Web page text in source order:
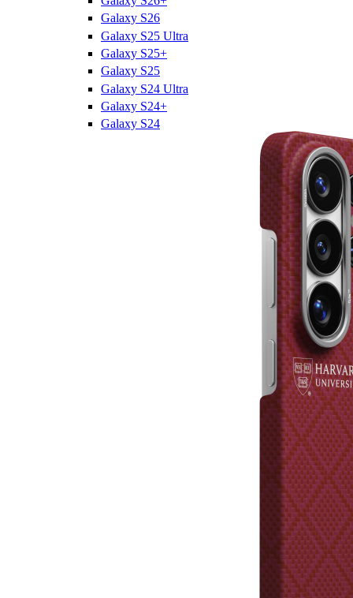
Galaxy S26
Galaxy S25 Ultra
Galaxy S25+
Galaxy S25
Galaxy S24 Ultra
Galaxy S24+
Galaxy S24